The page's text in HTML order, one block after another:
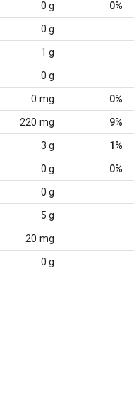
0 g 0%
0 g
1 g
0 g
0 mg 0%
220 mg 9%
3 g 1%
0 g 0%
0 g
5 g
20 mg
0 g